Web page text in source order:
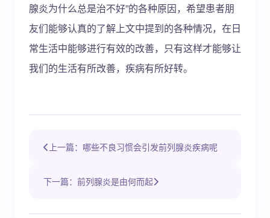
腺炎为什么总是治不好”的各种原因，希望患者朋
友们能够认真的了解上文中提到的各种情况，在日
常生活中能够进行有效的改善，只有这样才能够让
我们的生活有所改善，疾病有所好转。
上一篇：哪些不良习惯会引发前列腺炎疾病呢
下一篇：前列腺炎是由何而起